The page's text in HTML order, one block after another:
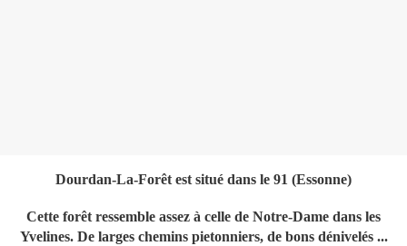
Dourdan-La-Forêt est situé dans le 91 (Essonne)
Cette forêt ressemble assez à celle de Notre-Dame dans les
Yvelines. De larges chemins pietonniers, de bons dénivelés ...